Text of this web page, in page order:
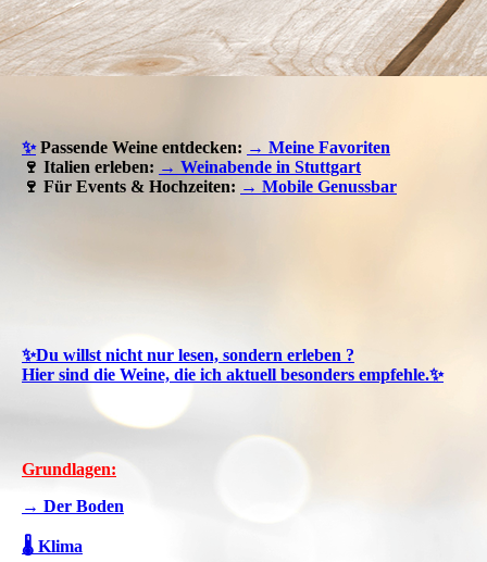
✨Passende Weine entdecken: → Meine Favoriten
🍷 Italien erleben: → Weinabende in Stuttgart
🍷 Für Events & Hochzeiten: → Mobile Genussbar
✨Du willst nicht nur lesen, sondern erleben ?
Hier sind die Weine, die ich aktuell besonders empfehle.✨
Grundlagen:
→ Der Boden
🌡️ Klima